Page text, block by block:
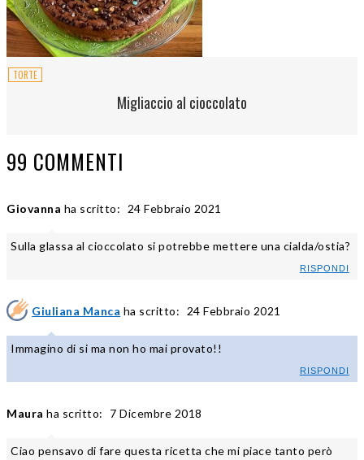
TORTE
Migliaccio al cioccolato
99 COMMENTI
Giovanna ha scritto: 24 Febbraio 2021
Sulla glassa al cioccolato si potrebbe mettere una cialda/ostia?
RISPONDI
Giuliana Manca ha scritto: 24 Febbraio 2021
Immagino di si ma non ho mai provato!!
RISPONDI
Maura ha scritto: 7 Dicembre 2018
Ciao pensavo di fare questa ricetta che mi piace tanto però